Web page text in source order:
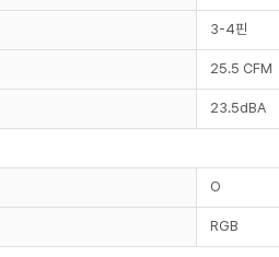
3-4핀
25.5 CFM
23.5dBA
O
RGB